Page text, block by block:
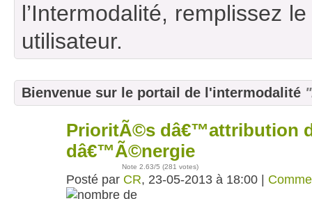
l’Intermodalité, remplissez
utilisateur.
Bienvenue sur le portail de l'intermodalité
PrioritÃ©s dâ€™attribution
dâ€™Ã©nergie
Note 2.63/5 (281 votes)
Posté par CR, 23-05-2013 à 18:00 |